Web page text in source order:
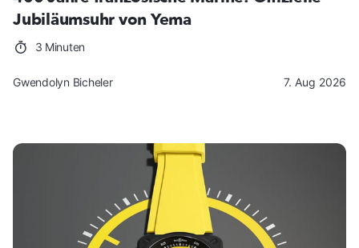
Jubiläumsuhr von Yema
3 Minuten
Gwendolyn Bicheler 7. Aug 2026